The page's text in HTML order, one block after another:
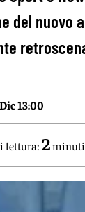
del nuovo
13:00
lettura:2minuti